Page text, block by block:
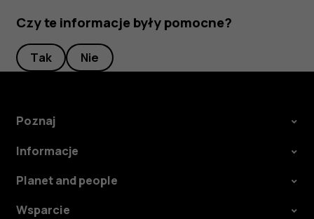
Czy te informacje były pomocne?
Tak Nie
Poznaj
Informacje
Planet and people
Wsparcie